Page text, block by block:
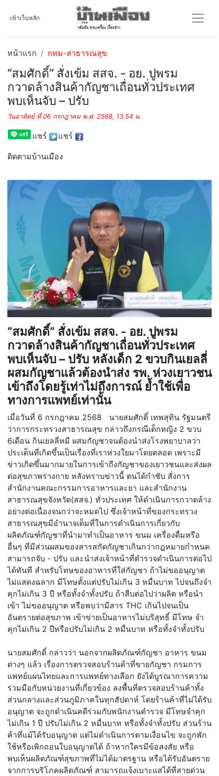
เข้าเว็บหลัก
หน้าแรก กทม-สาธารณสุข
“สมศักดิ์” สั่งเข้ม สสจ. - อย. ปูพรม
กวาดล้างสินค้ากัญชาเถื่อนทั่วประเทศ
พบเห็นจับ – ปรับ
วันอาทิตย์ ที่ 06 กรกฎาคม พ.ศ. 2568, 13.54 น.
แชร์ แชร์
ติดตามบ้านเมือง
“สมศักดิ์” สั่งเข้ม สสจ. - อย. ปูพรม
กวาดล้างสินค้ากัญชาเถื่อนทั่วประเทศ
พบเห็นจับ – ปรับ หลังเด็ก 2 ขวบกินเยลลี่
ผสมกัญชาแล้วต้องนำส่ง รพ. ห่วงเยาวชน
เข้าถึงโดยรู้เท่าไม่ถึงการณ์ ย้ำใช้เพื่อ
ทางการแพทย์เท่านั้น
เมื่อวันที่ 6 กรกฎาคม 2568 นายสมศักดิ์ เทพสุทิน รัฐมนตรี
ว่าการกระทรวงสาธารณสุข กล่าวถึงกรณีเด็กหญิง 2 ขวบ
6เดือน กินเยลลี่หมี ผสมกัญชาจนต้องนำส่งโรงพยาบาลว่า
ประเด็นที่เกิดขึ้นเป็นเรื่องที่เราห่วงใยมาโดยตลอด เพราะมี
ข่าวเกิดขึ้นมากมายในการเข้าถึงกัญชาของเยาวชนและส่งผล
ต่อสุขภาพร่างกาย หลังทราบข่าวนี้ ตนได้กำชับ สั่งการ
สำนักงานคณะกรรมการอาหารและยา และสำนักงาน
สาธารณสุขจังหวัด(สสจ.) ทั่วประเทศ ให้ดำเนินการกวาดล้าง
อย่างต่อเนื่องจนกว่าจะหมดไป ซึ่งเจ้าหน้าที่ของกระทรวง
สาธารณสุขมีอำนาจเต็มที่ในการดำเนินการเกี่ยวกับ
ผลิตภัณฑ์กัญชาที่นำมาทำเป็นอาหาร ขนม เครื่องดื่มหรือ
อื่นๆ ที่มีส่วนผสมของสารสกัดกัญชาเกินกว่ากฎหมายกำหนด
สามารถจับ - ปรับ และนำส่งเจ้าหน้าที่ตำรวจดำเนินการต่อไป
ได้ทันที สำหรับโทษของอาหารที่ใส่กัญชา ถ้าไม่ขออนุญาต
ไม่แสดงฉลาก มีโทษตั้งแต่ปรับไม่เกิน 3 หมื่นบาท ไปจนถึงจำ
คุกไม่เกิน 3 ปี หรือทั้งจำทั้งปรับ ถ้าสืบต่อไปว่าผลิต หรือนำ
เข้า ไม่ขออนุญาต หรือพบว่ามีสาร THC เกินไปจนเป็น
อันตรายต่อสุขภาพ เข้าข่ายเป็นอาหารไม่บริสุทธิ์ มีโทษ จำ
คุกไม่เกิน 2 ปีหรือปรับไม่เกิน 2 หมื่นบาท หรือทั้งจำทั้งปรับ
นายสมศักดิ์ กล่าวว่า นอกจากผลิตภัณฑ์กัญชา อาหาร ขนม
ต่างๆ แล้ว เรื่องการตรวจสอบร้านค้าที่ขายกัญชา กรมการ
แพทย์แผนไทยและการแพทย์ทางเลือก ยังได้บูรณาการความ
ร่วมมือกับหน่วยงานที่เกี่ยวข้อง ลงพื้นที่ตรวจสอบร้านค้าทั้ง
ส่วนกลางและส่วนภูมิภาคในทุกสัปดาห์ โดยร้านค้าที่ไม่ได้รับ
อนุญาต จะถูกดำเนินคดีร่วมกับพนักงานตำรวจ มีโทษจำคุก
ไม่เกิน 1 ปี ปรับไม่เกิน 2 หมื่นบาท หรือทั้งจำทั้งปรับ ส่วนร้าน
ค้าที่แม้ได้รับอนุญาต แต่ไม่ดำเนินการตามเงื่อนไข จะถูกพัก
ใช้หรือเพิกถอนใบอนุญาตได้ ถ้าหากใครมีข้อสงสัย หรือ
พบเห็นผลิตภัณฑ์สุขภาพที่ไม่ได้มาตรฐาน หรือได้รับอันตราย
จากการบริโภคผลิตภัณฑ์ สามารถแจ้งเบาะแสได้ที่สายด่วน